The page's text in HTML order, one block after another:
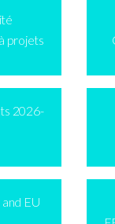
projets
2026-
EU